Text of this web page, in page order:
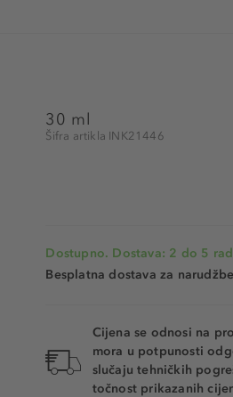
30 ml
Šifra artikla INK21446
Dostupno. Dostava: 2 do 5
Besplatna dostava za
Cijena se odnosi na
mora u potpunosti
slučaju tehničkih
točnost prikazanih